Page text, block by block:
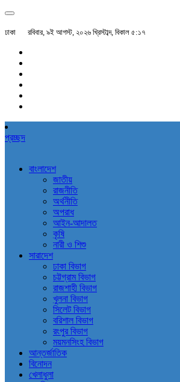
ঢাকা রবিবার, ৯ই আগস্ট, ২০২৬ খ্রিস্টাব্দ, বিকাল ৫:১৭
প্রচ্ছদ
বাংলাদেশ
জাতীয়
রাজনীতি
অর্থনীতি
অপরাধ
আইন-আদালত
কৃষি
নারী ও শিশু
সারাদেশ
ঢাকা বিভাগ
চট্টগ্রাম বিভাগ
রাজশাহী বিভাগ
খুলনা বিভাগ
সিলেট বিভাগ
বরিশাল বিভাগ
রংপুর বিভাগ
ময়মনসিংহ বিভাগ
আন্তর্জাতিক
বিনোদন
খেলাধুলা